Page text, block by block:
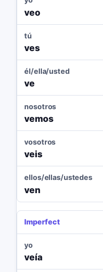
veo
tú
ves
él/ella/usted
ve
nosotros
vemos
vosotros
veis
ellos/ellas/ustedes
ven
Imperfect
yo
veía